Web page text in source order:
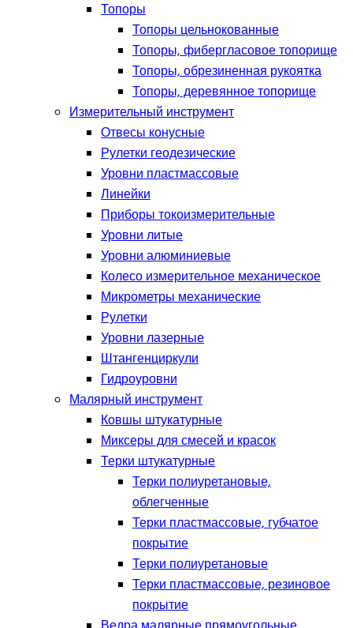
Топоры
Топоры цельнокованные
Топоры, фибергласовое топорище
Топоры, обрезиненная рукоятка
Топоры, деревянное топорище
Измерительный инструмент
Отвесы конусные
Рулетки геодезические
Уровни пластмассовые
Линейки
Приборы токоизмерительные
Уровни литые
Уровни алюминиевые
Колесо измерительное механическое
Микрометры механические
Рулетки
Уровни лазерные
Штангенциркули
Гидроуровни
Малярный инструмент
Ковшы штукатурные
Миксеры для смесей и красок
Терки штукатурные
Терки полиуретановые,
облегченные
Терки пластмассовые, губчатое
покрытие
Терки полиуретановые
Терки пластмассовые, резиновое
покрытие